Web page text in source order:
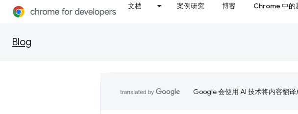
文档 案例研究 博客 Chrome 中的
Blog
Google 会使用 AI 技术将内容翻译